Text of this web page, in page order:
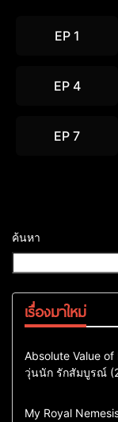
EP 1
EP 4
EP 7
ค้นหา
เรื่องมาใหม่
Comedy
Drama
ซีรี่ย์เกาหลี
ซีรี่ย์เกาหลีพากย์ไทย
Absolute Value of
วุ่นนัก รักสัมบูรณ์
Comedy Drama
My Royal